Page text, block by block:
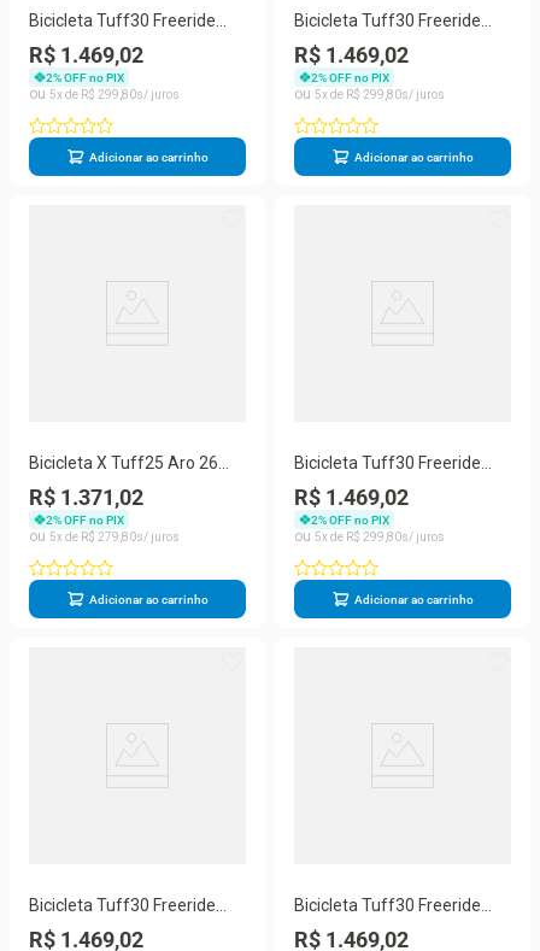
Bicicleta Tuff30 Freeride
Aro 26 Freio A Disco Viking
R$ 1.469,02
2% OFF no PIX
5
R$ 299 80
Adicionar ao carrinho
Bicicleta Tuff30 Freeride
Aro 26 Freio A Disco Viking
R$ 1.469,02
2% OFF no PIX
5
R$ 299 80
Adicionar ao carrinho
Bicicleta X Tuff25 Aro 26
Freio A Disco Shimano Rosa
Viking
R$ 1.371,02
2% OFF no PIX
5
R$ 279 80
Adicionar ao carrinho
Bicicleta Tuff30 Freeride
Aro 26 Freio A Disco Viking
R$ 1.469,02
2% OFF no PIX
5
R$ 299 80
Adicionar ao carrinho
Bicicleta Tuff30 Freeride
Aro 26 Freio A Disco Viking
R$ 1.469,02
Bicicleta Tuff30 Freeride
Aro 26 Freio A Disco Viking
R$ 1.469,02